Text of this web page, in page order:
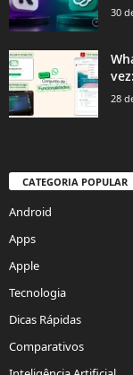
30
28
CATEGORIA POPULAR
Android
Apps
Apple
Tecnologia
Dicas Rápidas
Comparativos